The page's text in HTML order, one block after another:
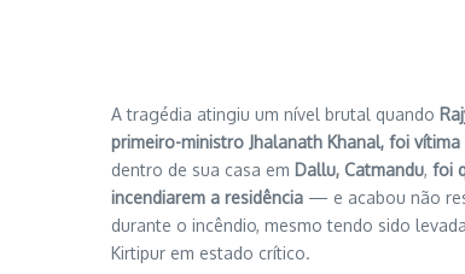
A tragédia atingiu um nível brutal quando
primeiro-ministro Jhalanath Khanal, foi
dentro de sua casa em Dallu, Catmandu,foi
incendiarem a residência — e acabou não
durante o incêndio, mesmo tendo sido
Kirtipur em estado crítico.